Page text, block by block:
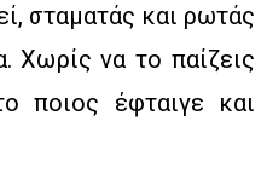
σταματάς και ρωτάς
Χωρίς να το παίζεις
ποιος έφταιγε και